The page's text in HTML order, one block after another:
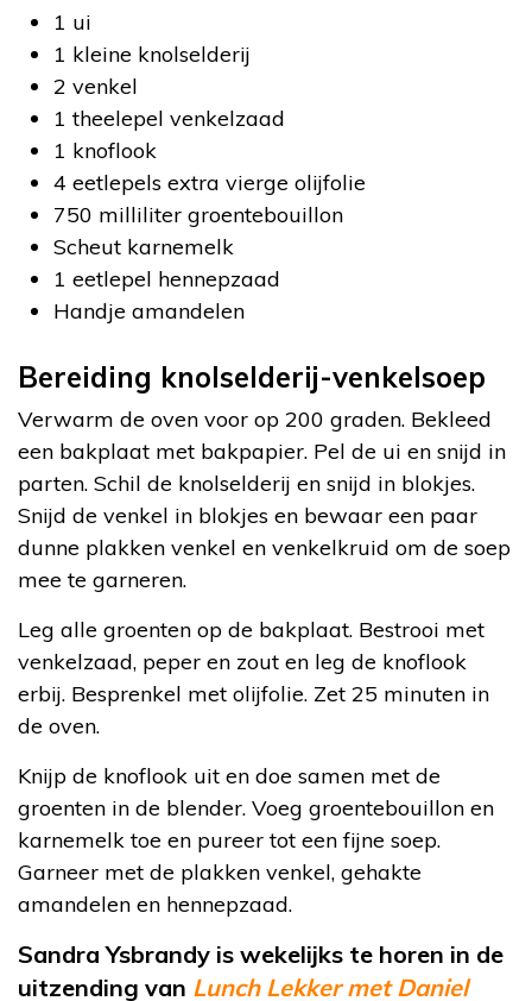
1 ui
1 kleine knolselderij
2 venkel
1 theelepel venkelzaad
1 knoflook
4 eetlepels extra vierge olijfolie
750 milliliter groentebouillon
Scheut karnemelk
1 eetlepel hennepzaad
Handje amandelen
Bereiding knolselderij-venkelsoep
Verwarm de oven voor op 200 graden. Bekleed
een bakplaat met bakpapier. Pel de ui en snijd in
parten. Schil de knolselderij en snijd in blokjes.
Snijd de venkel in blokjes en bewaar een paar
dunne plakken venkel en venkelkruid om de soep
mee te garneren.
Leg alle groenten op de bakplaat. Bestrooi met
venkelzaad, peper en zout en leg de knoflook
erbij. Besprenkel met olijfolie. Zet 25 minuten in
de oven.
Knijp de knoflook uit en doe samen met de
groenten in de blender. Voeg groentebouillon en
karnemelk toe en pureer tot een fijne soep.
Garneer met de plakken venkel, gehakte
amandelen en hennepzaad.
Sandra Ysbrandy is wekelijks te horen in de
uitzending van Lunch Lekker met Daniel